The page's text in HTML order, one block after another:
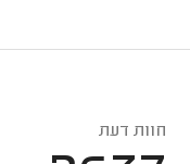
חוות דעת